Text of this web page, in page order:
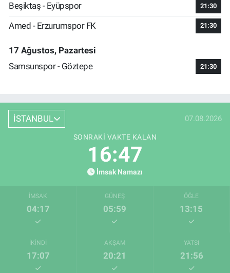
Beşiktaş - Eyüpspor 21:30
Amed - Erzurumspor FK 21:30
17 Ağustos, Pazartesi
Samsunspor - Göztepe
21:30
İSTANBUL 07.08.2026
SONRAKI VAKTE KALAN
16:46
İmsak Namazı
İMSAK
04:17
GÜNEŞ
05:59
ÖĞLE
13:15
İKINDI
17:07
AKŞAM
20:21
YATSI
21:56